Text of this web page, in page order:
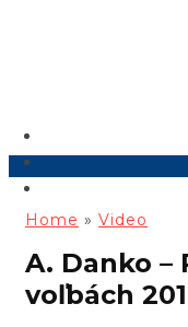
Home » Video
A. Danko –
voľbách